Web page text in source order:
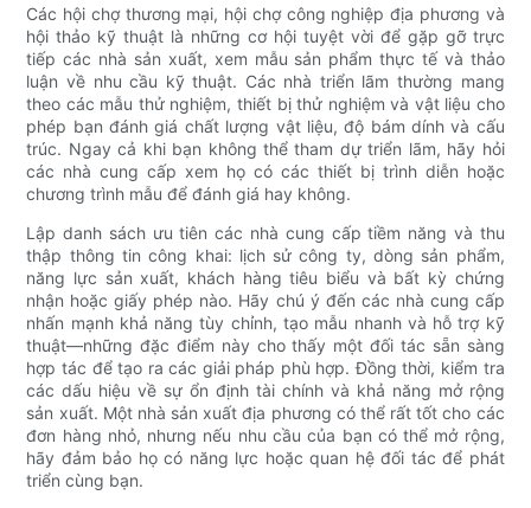
Các hội chợ thương mại, hội chợ công nghiệp địa phương và
hội thảo kỹ thuật là những cơ hội tuyệt vời để gặp gỡ trực
tiếp các nhà sản xuất, xem mẫu sản phẩm thực tế và thảo
luận về nhu cầu kỹ thuật. Các nhà triển lãm thường mang
theo các mẫu thử nghiệm, thiết bị thử nghiệm và vật liệu cho
phép bạn đánh giá chất lượng vật liệu, độ bám dính và cấu
trúc. Ngay cả khi bạn không thể tham dự triển lãm, hãy hỏi
các nhà cung cấp xem họ có các thiết bị trình diễn hoặc
chương trình mẫu để đánh giá hay không.
Lập danh sách ưu tiên các nhà cung cấp tiềm năng và thu
thập thông tin công khai: lịch sử công ty, dòng sản phẩm,
năng lực sản xuất, khách hàng tiêu biểu và bất kỳ chứng
nhận hoặc giấy phép nào. Hãy chú ý đến các nhà cung cấp
nhấn mạnh khả năng tùy chỉnh, tạo mẫu nhanh và hỗ trợ kỹ
thuật—những đặc điểm này cho thấy một đối tác sẵn sàng
hợp tác để tạo ra các giải pháp phù hợp. Đồng thời, kiểm tra
các dấu hiệu về sự ổn định tài chính và khả năng mở rộng
sản xuất. Một nhà sản xuất địa phương có thể rất tốt cho các
đơn hàng nhỏ, nhưng nếu nhu cầu của bạn có thể mở rộng,
hãy đảm bảo họ có năng lực hoặc quan hệ đối tác để phát
triển cùng bạn.